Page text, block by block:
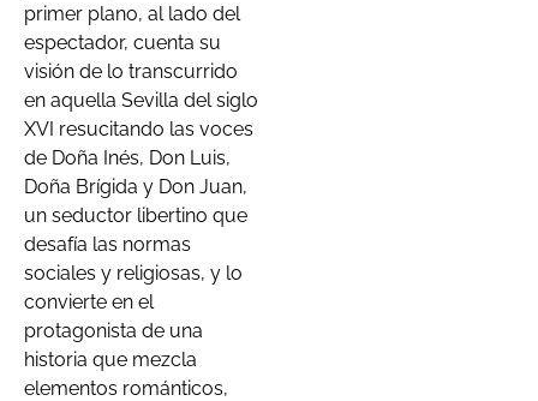
primer plano, al lado del
espectador, cuenta su
visión de lo transcurrido
en aquella Sevilla del siglo
XVI resucitando las voces
de Doña Inés, Don Luis,
Doña Brígida y Don Juan,
un seductor libertino que
desafía las normas
sociales y religiosas, y lo
convierte en el
protagonista de una
historia que mezcla
elementos románticos,